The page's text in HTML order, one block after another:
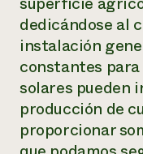
dedicándose al
instalación
constantes
solares pueden
producción de
proporcionar